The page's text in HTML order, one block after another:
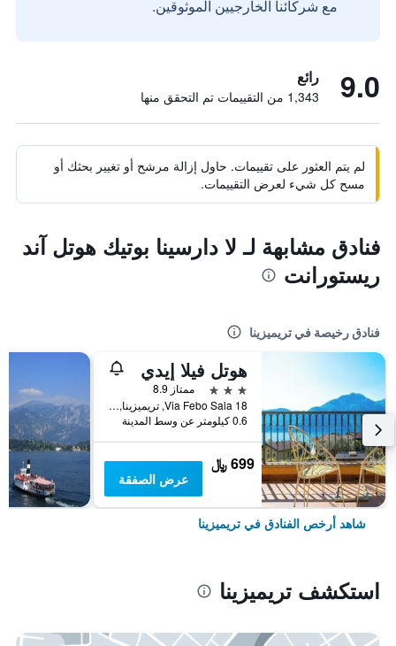
مع شركائنا الخارجيين الموثوقين.
9.0 رائع
1,343 من التقييمات تم التحقق منها
لم يتم العثور على تقييمات. حاول إزالة مرشح أو تغيير بحثك أو
مسح كل شيء لعرض التقييمات.
فنادق مشابهة لـ لا دارسينا بوتيك هوتل آند
ريستورانت
فنادق رخيصة في تريميزينا
هوتل فيلا إيدي
3 نجوم
ممتاز 8.9
Via Febo Sala 18, تريميزينا, مقاطعة كومو, إيطاليا
0.6 كيلومتر عن وسط المدينة
699 ﷼
عرض الصفقة
شاهد أرخص الفنادق في تريميزينا
استكشف تريميزينا